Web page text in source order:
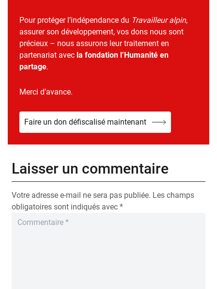
Pour protéger l’indépendance du Travailleur alpin,
assurer son développement, vos dons nous sont
précieux – nous assurons leur traitement en
partenariat avec la fondation l’Humanité en
partage.
Merci d’avance.
Faire un don défiscalisé maintenant
Laisser un commentaire
Votre adresse e-mail ne sera pas publiée. Les champs
obligatoires sont indiqués avec *